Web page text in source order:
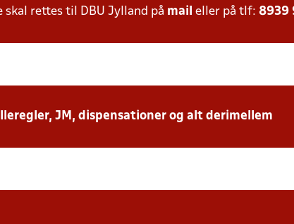
rettes til DBU Jylland på mail eller på tlf: 8939
JM, dispensationer og alt derimellem